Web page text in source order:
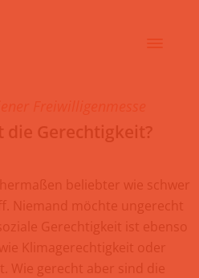
die Gerechtigkeit?
beliebter wie schwer
Niemand möchte ungerecht
Gerechtigkeit ist ebenso
Klimagerechtigkeit oder
Wie gerecht aber sind die